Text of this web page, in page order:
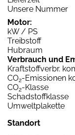
Unsere Nummer
Motor:
kW / PS
Treibstoff
Hubraum
Verbrauch und
Kraftstoffverbr.
CO2-Emissionen
CO2-Klasse
Schadstoffklasse
Umweltplakette
Standort